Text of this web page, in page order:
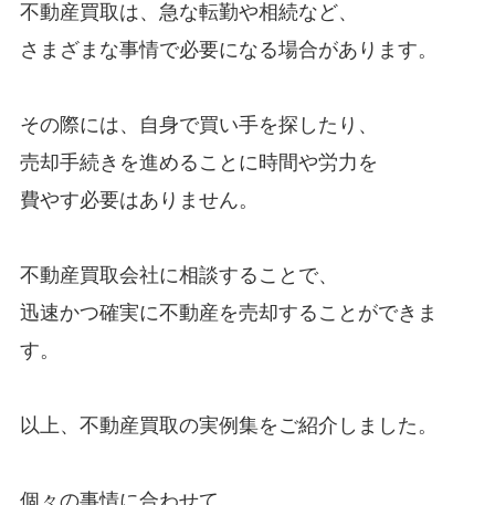
不動産買取は、急な転勤や相続など、
さまざまな事情で必要になる場合があります。
その際には、自身で買い手を探したり、
売却手続きを進めることに時間や労力を
費やす必要はありません。
不動産買取会社に相談することで、
迅速かつ確実に不動産を売却することができま
す。
以上、不動産買取の実例集をご紹介しました。